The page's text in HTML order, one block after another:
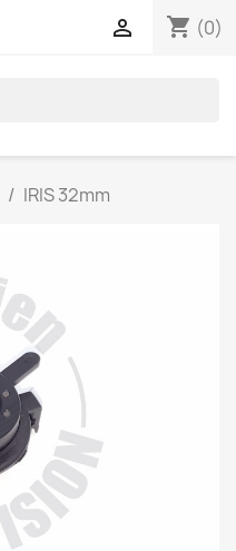
shopping_cart (0)

IRIS 32mm